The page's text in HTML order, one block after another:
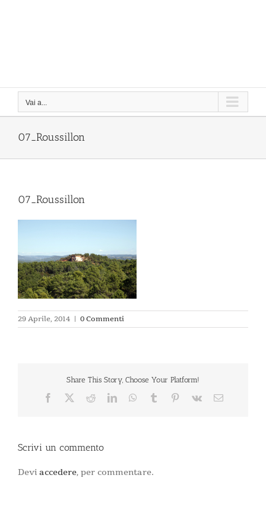
Vai a...
07_Roussillon
07_Roussillon
29 Aprile, 2014 | 0 Commenti
Share This Story, Choose Your Platform!
Facebook RedditLinkedInWhatsApp
Tumblr Pinterest
Vk Email
Scrivi un commento
Devi accedere, per commentare.